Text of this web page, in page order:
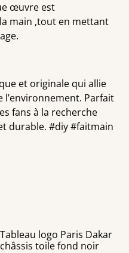
œuvre est
main ,tout en mettant
et originale qui allie
Parfait
fans à la recherche
durable. #diy #faitmain
Tableau logo Paris Dakar
châssis toile fond noir